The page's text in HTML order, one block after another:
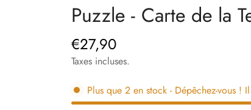
Puzzle - Carte de la
Prix
régulier
€27,90
Taxes incluses.
Plus que 2 en stock - Dépêchez-vous !